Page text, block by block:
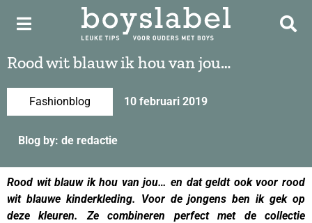
Rood wit blauw ik hou van jou…
Fashionblog 10 februari 2019
Blog by: de redactie
Rood wit blauw ik hou van jou… en dat geldt ook voor rood
wit blauwe kinderkleding. Voor de jongens ben ik gek op
deze kleuren. Ze combineren perfect met de collectie